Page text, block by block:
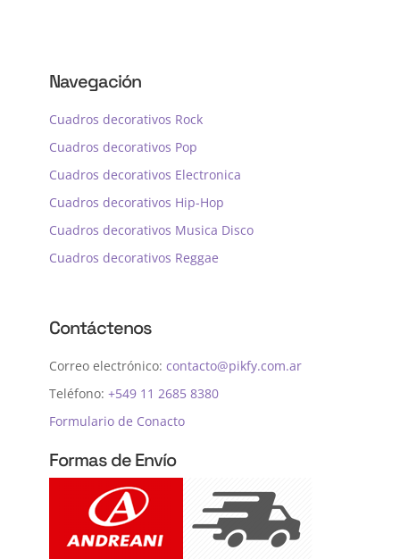
Navegación
Cuadros decorativos Rock
Cuadros decorativos Pop
Cuadros decorativos Electronica
Cuadros decorativos Hip-Hop
Cuadros decorativos Musica Disco
Cuadros decorativos Reggae
Contáctenos
Correo electrónico: contacto@pikfy.com.ar
Teléfono: +549 11 2685 8380
Formulario de Conacto
Formas de Envío